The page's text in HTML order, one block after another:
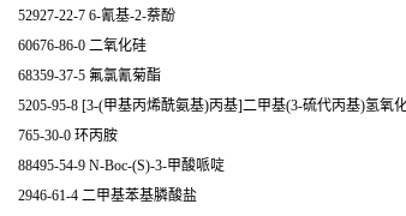
52927-22-7 6-氰基-2-萘酚
60676-86-0 二氧化硅
68359-37-5 氟氯氰菊酯
5205-95-8 [3-(甲基丙烯酰氨基)丙基]二甲基(3-硫代丙基)氢氧
765-30-0 环丙胺
88495-54-9 N-Boc-(S)-3-甲酸哌啶
2946-61-4 二甲基苯基膦酸盐